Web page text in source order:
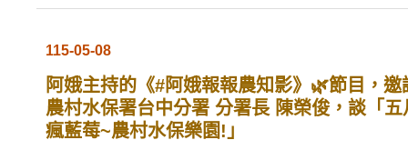
115-05-08
阿娥主持的《#阿娥報報農知影》🌿節目，邀
農村水保署台中分署 分署長 陳榮俊，談「五
瘋藍莓~農村水保樂園!」